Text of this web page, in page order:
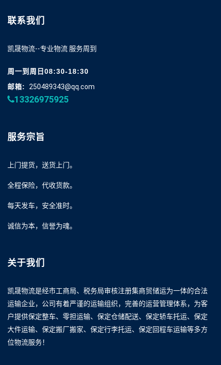
联系我们
凯晟物流--专业物流 服务周到
周一到周日08:30-18:30
邮箱:
250489343@qq.com
13326975925
服务宗旨
上门提货，送货上门。
全程保险，代收货款。
每天发车，安全准时。
诚信为本，信誉为魂。
关于我们
凯晟物流是经市工商局、税务局审核注册集商贸储运为一体的合法
运输企业，公司有着严谨的运输组织，完善的运营管理体系，为客
户提供保定整车、零担运输、保定仓储配送、保定轿车托运、保定
大件运输、保定搬厂搬家、保定行李托运、保定回程车运输等多方
位物流服务！